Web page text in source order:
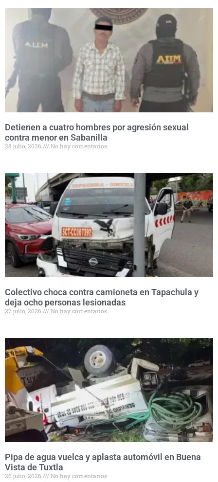
Detienen a cuatro hombres por agresión sexual
contra menor en Sabanilla
28 julio, 2026 No hay comentarios
Colectivo choca contra camioneta en Tapachula y
deja ocho personas lesionadas
27 julio, 2026 No hay comentarios
Pipa de agua vuelca y aplasta automóvil en Buena
Vista de Tuxtla
26 julio, 2026 No hay comentarios